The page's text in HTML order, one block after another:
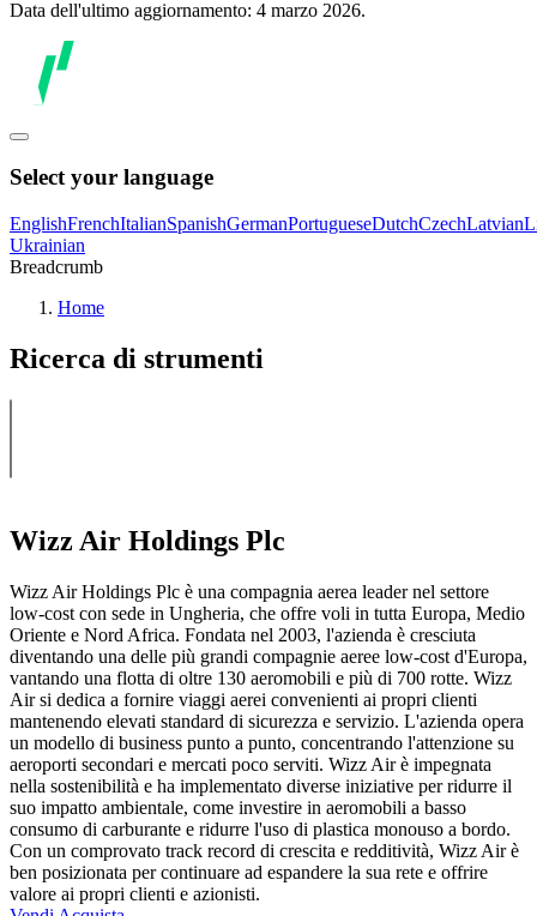
Data dell'ultimo aggiornamento: 4 marzo 2026.
Select your language
EnglishFrenchItalianSpanishGermanPortugueseDutchCzechLatvian
Ukrainian
Breadcrumb
Home
Ricerca di strumenti
Wizz Air Holdings Plc
Wizz Air Holdings Plc è una compagnia aerea leader nel settore
low-cost con sede in Ungheria, che offre voli in tutta Europa, Medio
Oriente e Nord Africa. Fondata nel 2003, l'azienda è cresciuta
diventando una delle più grandi compagnie aeree low-cost d'Europa,
vantando una flotta di oltre 130 aeromobili e più di 700 rotte. Wizz
Air si dedica a fornire viaggi aerei convenienti ai propri clienti
mantenendo elevati standard di sicurezza e servizio. L'azienda opera
un modello di business punto a punto, concentrando l'attenzione su
aeroporti secondari e mercati poco serviti. Wizz Air è impegnata
nella sostenibilità e ha implementato diverse iniziative per ridurre il
suo impatto ambientale, come investire in aeromobili a basso
consumo di carburante e ridurre l'uso di plastica monouso a bordo.
Con un comprovato track record di crescita e redditività, Wizz Air è
ben posizionata per continuare ad espandere la sua rete e offrire
valore ai propri clienti e azionisti.